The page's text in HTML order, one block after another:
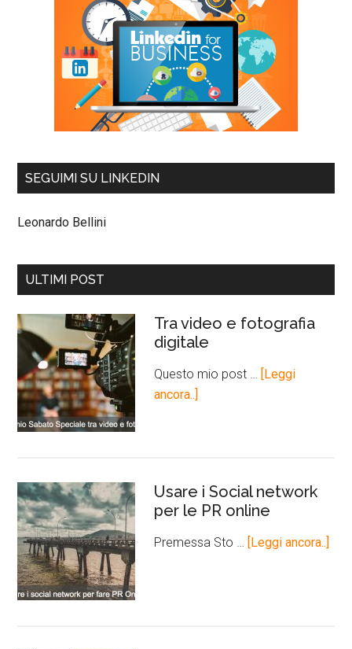
SEGUIMI SU LINKEDIN
Leonardo Bellini
ULTIMI POST
Tra video e fotografia
digitale
Questo mio post … [Leggi
ancora..]
Usare i Social network
per le PR online
Premessa Sto … [Leggi ancora..]